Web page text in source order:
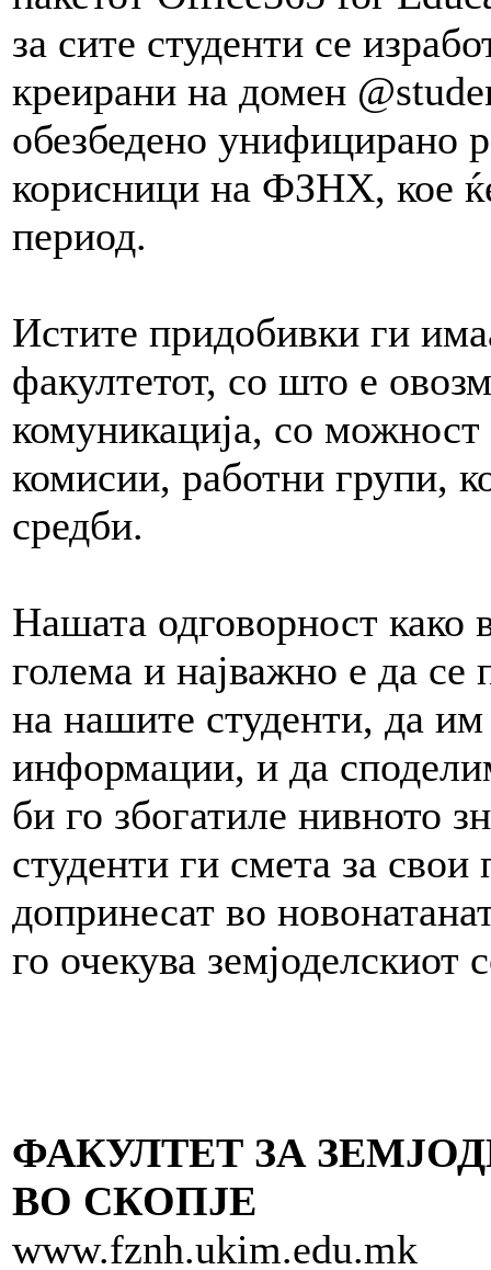
за сите студенти се
креирани на домен
обезбедено унифицирано
корисници на ФЗНХ, кое
период.
Истите придобивки ги
факултетот, со што е
комуникација, со
комисии, работни групи,
средби.
Нашата одговорност како
голема и најважно е да
на нашите студенти, да
информации, и да
би го збогатиле нивното
студенти ги смета за
допринесат во
го очекува
ФАКУЛТЕТ ЗА
ВО СКОПЈЕ
www.fznh.ukim.edu.mk